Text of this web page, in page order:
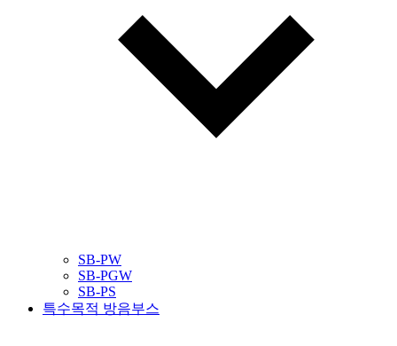
SB-PW
SB-PGW
SB-PS
특수목적 방음부스